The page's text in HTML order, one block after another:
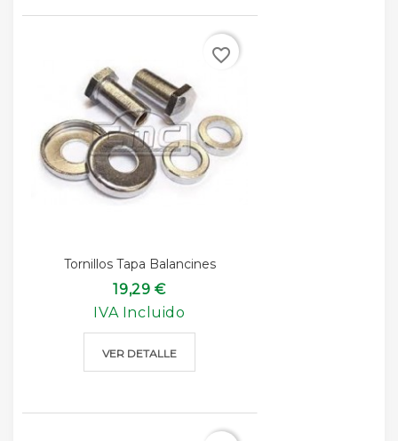
Tornillos Tapa Balancines
19,29 €
IVA Incluido
VER DETALLE
favorite_border